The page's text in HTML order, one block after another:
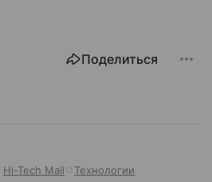
Поделиться
Hi-Tech Mail Технологии